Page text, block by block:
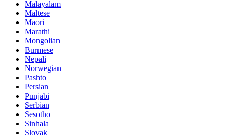
Malayalam
Maltese
Maori
Marathi
Mongolian
Burmese
Nepali
Norwegian
Pashto
Persian
Punjabi
Serbian
Sesotho
Sinhala
Slovak